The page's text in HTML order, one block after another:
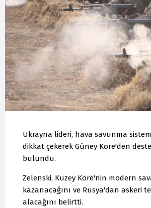
Ukrayna lideri, hava savunma
dikkat çekerek Güney Kore'den
bulundu.
Zelenski, Kuzey Kore'nin modern
kazanacağını ve Rusya'dan askeri
alacağını belirtti.